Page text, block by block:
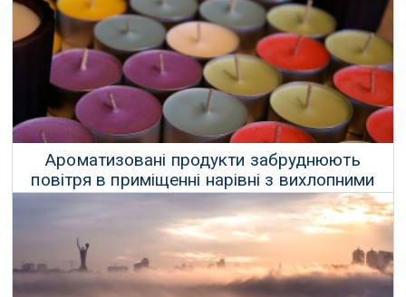
Ароматизовані продукти забруднюють
повітря в приміщенні нарівні з вихлопними
газами автомобіля
18 Лютого 2025 р.